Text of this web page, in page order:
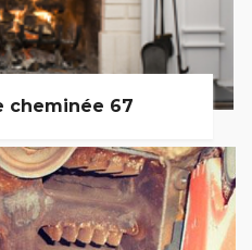
cheminée 67